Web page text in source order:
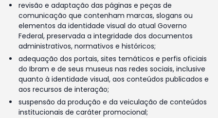
revisão e adaptação das páginas e peças de
comunicação que contenham marcas, slogans ou
elementos da identidade visual do atual Governo
Federal, preservada a integridade dos documentos
administrativos, normativos e históricos;
adequação dos portais, sites temáticos e perfis oficiais
do Ibram e de seus museus nas redes sociais, inclusive
quanto à identidade visual, aos conteúdos publicados e
aos recursos de interação;
suspensão da produção e da veiculação de conteúdos
institucionais de caráter promocional;